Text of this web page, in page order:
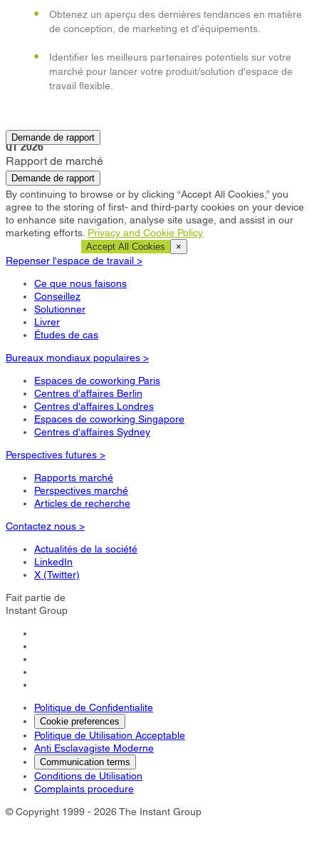
Obtenez un aperçu des dernières tendances en matière
de conception, de marketing et d'équipements.
Identifier les meilleurs partenaires potentiels sur votre
marché pour lancer votre produit/solution d'espace de
travail flexible.
Demande de rapport
Alpharetta
Q1 2026
Rapport de marché
Demande de rapport
By continuing to browse or by clicking “Accept All Cookies,” you
agree to the storing of first- and third-party cookies on your device
to enhance site navigation, analyse site usage, and assist in our
marketing efforts. Privacy and Cookie Policy
Accept All Cookies ×
Repenser l'espace de travail >
Ce que nous faisons
Conseillez
Solutionner
Livrer
Études de cas
Bureaux mondiaux populaires >
Espaces de coworking Paris
Centres d'affaires Berlin
Centres d'affaires Londres
Espaces de coworking Singapore
Centres d'affaires Sydney
Perspectives futures >
Rapports marché
Perspectives marché
Articles de recherche
Contactez nous >
Actualités de la société
LinkedIn
X (Twitter)
Fait partie de
Instant Group
Politique de Confidentialite
Cookie preferences
Politique de Utilisation Acceptable
Anti Esclavagiste Moderne
Communication terms
Conditions de Utilisation
Complaints procedure
© Copyright 1999 - 2026 The Instant Group